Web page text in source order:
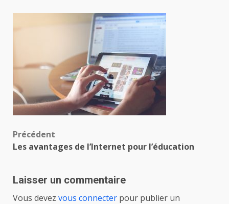
Navigation
d’article
Précédent
Les avantages de l’Internet pour l’éducation
Laisser un commentaire
Vous devez vous connecter pour publier un